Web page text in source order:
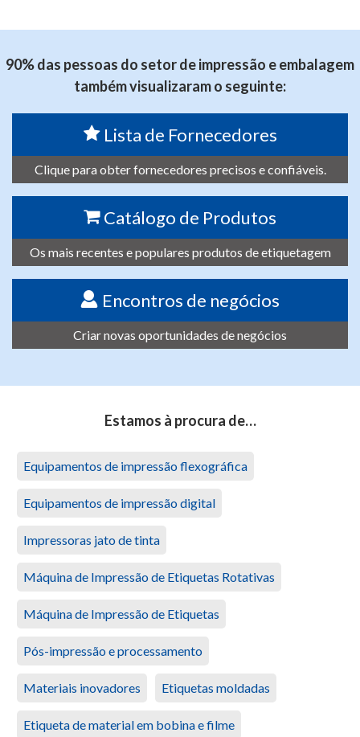
90% das pessoas do setor de impressão e embalagem
também visualizaram o seguinte:
Lista de Fornecedores
Clique para obter fornecedores precisos e confiáveis.
Catálogo de Produtos
Os mais recentes e populares produtos de etiquetagem
Encontros de negócios
Criar novas oportunidades de negócios
Estamos à procura de…
Equipamentos de impressão flexográfica
Equipamentos de impressão digital
Impressoras jato de tinta
Máquina de Impressão de Etiquetas Rotativas
Máquina de Impressão de Etiquetas
Pós-impressão e processamento
Materiais inovadores Etiquetas moldadas
Etiqueta de material em bobina e filme